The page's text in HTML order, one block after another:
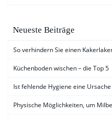
Neueste Beiträge
So verhindern Sie einen
Küchenboden wischen – die Top 5
Ist fehlende Hygiene eine
Physische Möglichkeiten, um